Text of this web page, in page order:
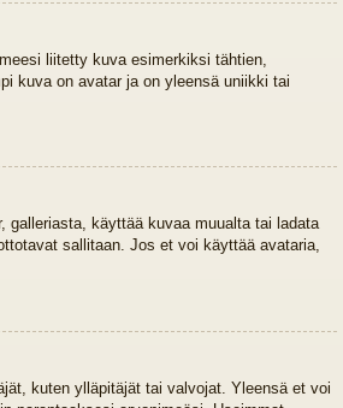
liitetty kuva esimerkiksi tähtien,
kuva on avatar ja on yleensä uniikki tai
galleriasta, käyttää kuvaa muualta tai ladata
sallitaan. Jos et voi käyttää avataria,
kuten ylläpitäjät tai valvojat. Yleensä et voi